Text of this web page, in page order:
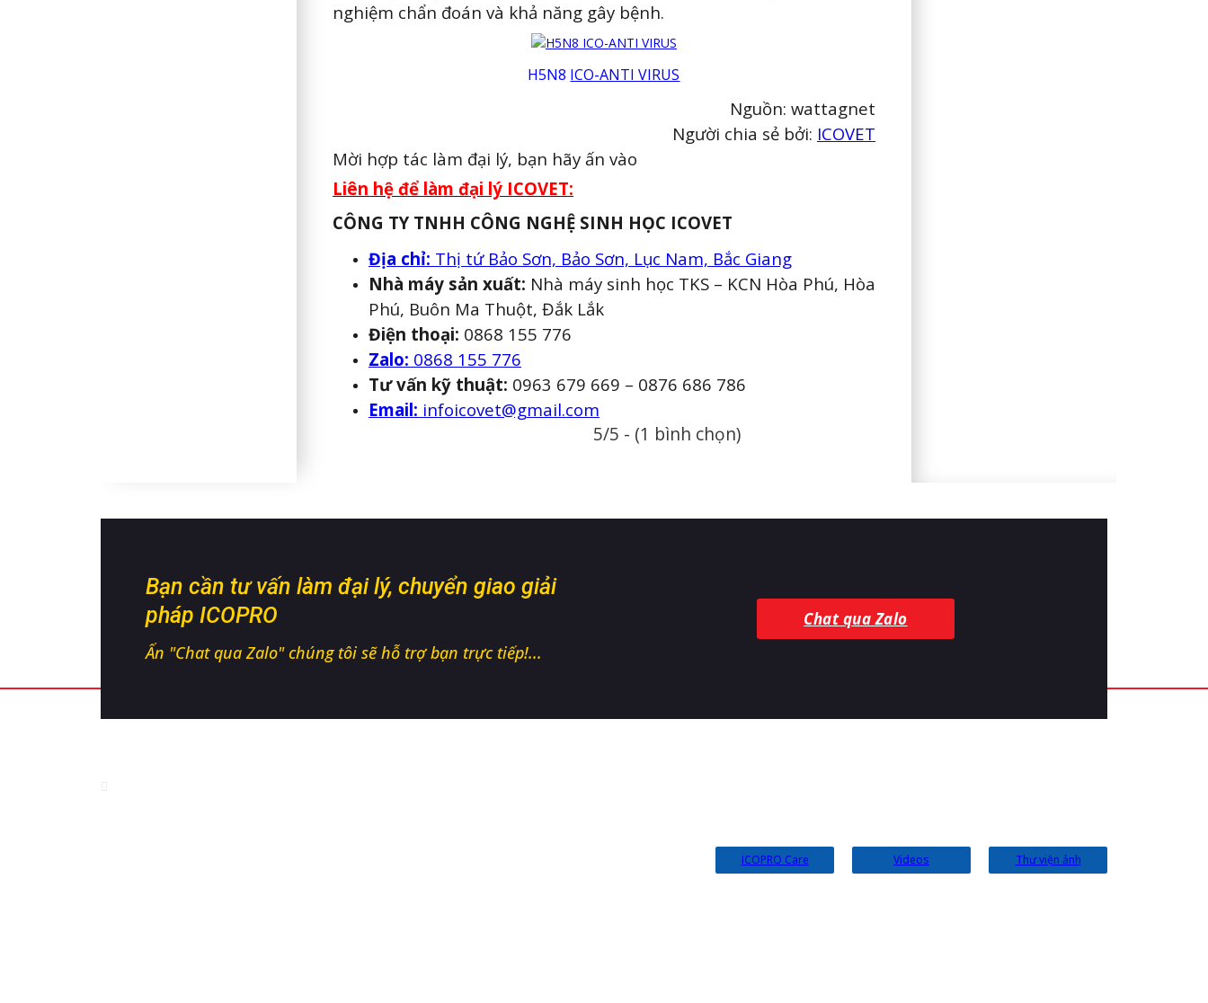
nghiệm chẩn đoán và khả năng gây bệnh.
H5N8 ICO-ANTI VIRUS
Nguồn: wattagnet
Người chia sẻ bởi: ICOVET
Mời hợp tác làm đại lý, bạn hãy ấn vào
Liên hệ để làm đại lý ICOVET:
CÔNG TY TNHH CÔNG NGHỆ SINH HỌC ICOVET
Địa chỉ: Thị tứ Bảo Sơn, Bảo Sơn, Lục Nam, Bắc Giang
Nhà máy sản xuất: Nhà máy sinh học TKS – KCN Hòa Phú, Hòa
Phú, Buôn Ma Thuột, Đắk Lắk
Điện thoại: 0868 155 776
Zalo: 0868 155 776
Tư vấn kỹ thuật: 0963 679 669 – 0876 686 786
Email: infoicovet@gmail.com
5/5 - (1 bình chọn)
Bạn cần tư vấn làm đại lý, chuyển giao giải
pháp ICOPRO
Ấn "Chat qua Zalo" chúng tôi sẽ hỗ trợ bạn trực tiếp!...
Chat qua Zalo
ICOPRO Care Videos Thư viện ảnh